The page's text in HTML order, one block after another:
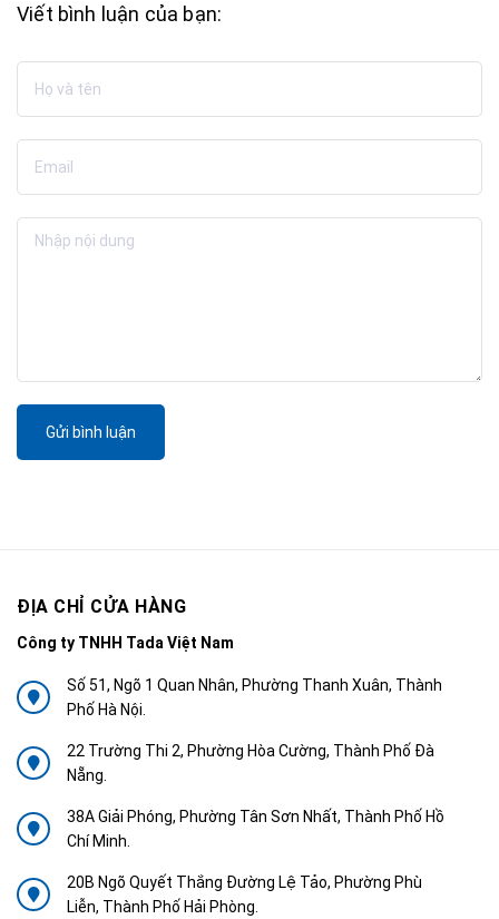
Viết bình luận của bạn:
Gửi bình luận
ĐỊA CHỈ CỬA HÀNG
Công ty TNHH Tada Việt Nam
Số 51, Ngõ 1 Quan Nhân, Phường Thanh Xuân, Thành
Phố Hà Nội.
22 Trường Thi 2, Phường Hòa Cường, Thành Phố Đà
Nẵng.
38A Giải Phóng, Phường Tân Sơn Nhất, Thành Phố Hồ
Chí Minh.
20B Ngõ Quyết Thắng Đường Lệ Tảo, Phường Phù
Liễn, Thành Phố Hải Phòng.